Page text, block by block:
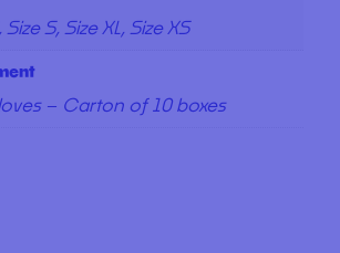
Size S, Size XL, Size XS
– Carton of 10 boxes